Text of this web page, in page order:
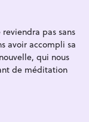
pas sans
avoir accompli sa
qui nous
de méditation